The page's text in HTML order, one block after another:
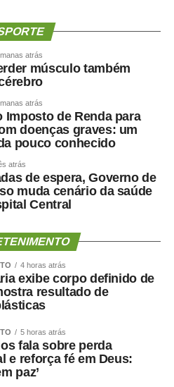
atrás
músculo também
atrás
Imposto de Renda para
doenças graves: um
pouco conhecido
atrás
de espera, Governo de
muda cenário da saúde
Central
4 horas atrás
exibe corpo definido de
resultado de
5 horas atrás
fala sobre perda
e reforça fé em Deus:
paz’